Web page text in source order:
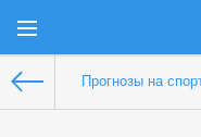
Прогнозы на